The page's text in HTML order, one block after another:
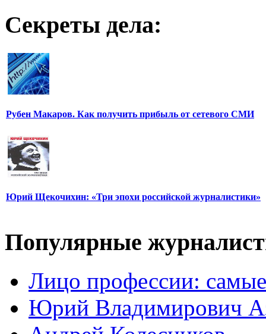
Секреты дела:
Рубен Макаров. Как получить прибыль от сетевого СМИ
Юрий Щекочихин: «Три эпохи российской журналистики»
Популярные
Лицо профессии:
Юрий Владимирович